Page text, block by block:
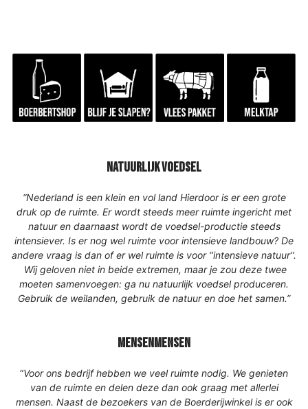
natuurlijk voedsel
“Nederland is een klein en vol land Hierdoor is er een grote
druk op de ruimte. Er wordt steeds meer ruimte ingericht met
natuur en daarnaast wordt de voedsel-productie steeds
intensiever. Is er nog wel ruimte voor intensieve landbouw? De
andere vraag is dan of er wel ruimte is voor ‘’intensieve natuur’’.
Wij geloven niet in beide extremen, maar je zou deze twee
moeten samenvoegen: ga nu natuurlijk voedsel produceren.
Gebruik de weilanden, gebruik de natuur en doe het samen.”
mensenmensen
“Voor ons bedrijf hebben we veel ruimte nodig. We genieten
van de ruimte en delen deze dan ook graag met allerlei
mensen. Naast de bezoekers van de Boerderijwinkel is er ook